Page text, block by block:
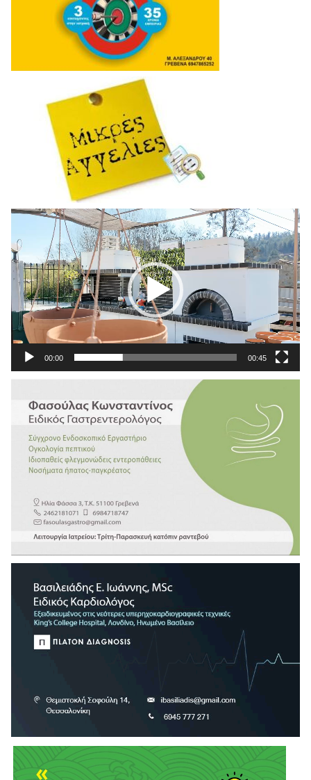
Πρόγραμμα
Αναπαραγωγής
Βίντεο
00:00 00:45